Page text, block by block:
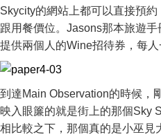
Skycity的網站上都可以直接預
跟用餐價位。Jasons那本旅遊
提供兩個人的Wine招待券，每人
到達Main Observation的時候，
映入眼簾的就是街上的那個Sky
相比較之下，那個真的是小巫見